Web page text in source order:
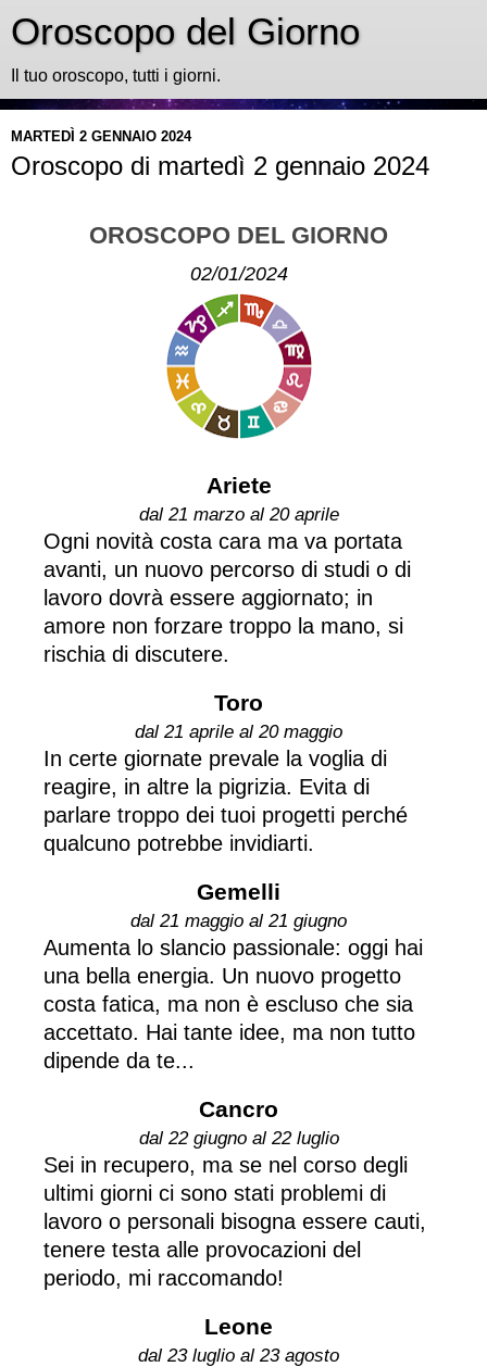
Oroscopo del Giorno
Il tuo oroscopo, tutti i giorni.
MARTEDÌ 2 GENNAIO 2024
Oroscopo di martedì 2 gennaio 2024
OROSCOPO DEL GIORNO
02/01/2024
Ariete
dal 21 marzo al 20 aprile
Ogni novità costa cara ma va portata
avanti, un nuovo percorso di studi o di
lavoro dovrà essere aggiornato; in
amore non forzare troppo la mano, si
rischia di discutere.
Toro
dal 21 aprile al 20 maggio
In certe giornate prevale la voglia di
reagire, in altre la pigrizia. Evita di
parlare troppo dei tuoi progetti perché
qualcuno potrebbe invidiarti.
Gemelli
dal 21 maggio al 21 giugno
Aumenta lo slancio passionale: oggi hai
una bella energia. Un nuovo progetto
costa fatica, ma non è escluso che sia
accettato. Hai tante idee, ma non tutto
dipende da te...
Cancro
dal 22 giugno al 22 luglio
Sei in recupero, ma se nel corso degli
ultimi giorni ci sono stati problemi di
lavoro o personali bisogna essere cauti,
tenere testa alle provocazioni del
periodo, mi raccomando!
Leone
dal 23 luglio al 23 agosto